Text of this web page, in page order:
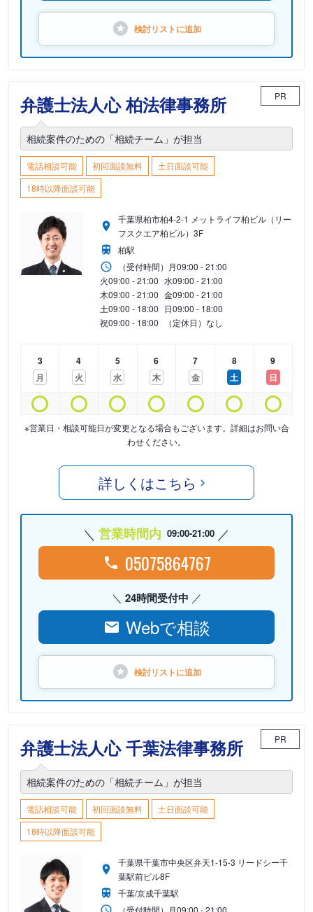
検討リストに追加
弁護士法人心 柏法律事務所 PR
相続案件のための「相続チーム」が担当
電話相談可能 初回面談無料
土日面談可能
18時以降面談可能
千葉県柏市柏4-2-1 メットライフ柏ビル（リー
フスクエア柏ビル）3F
柏駅
（受付時間） 月09:00 - 21:00
火09:00 - 21:00 水09:00 - 21:00
木09:00 - 21:00 金09:00 - 21:00
土09:00 - 18:00 日09:00 - 18:00
祝09:00 - 18:00 （定休日）なし
3
月
4
火
5
水
6
木
7
金
8
土
9
日
※営業日・相談可能日が変更となる場合もございます。詳細はお問い合
わせください。
詳しくはこちら
営業時間内 09:00-21:00
05075864767
24時間受付中
Webで相談
検討リストに追加
弁護士法人心 千葉法律事務所 PR
相続案件のための「相続チーム」が担当
電話相談可能 初回面談無料
土日面談可能
18時以降面談可能
千葉県千葉市中央区弁天1-15-3 リードシー千
葉駅前ビル8F
千葉/京成千葉駅
（受付時間） 月09:00 - 21:00